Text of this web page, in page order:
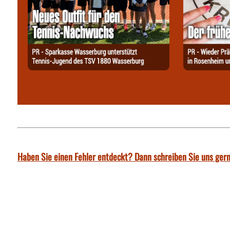
Haben Sie einen Fehler entdeckt? Dann schreiben Sie uns